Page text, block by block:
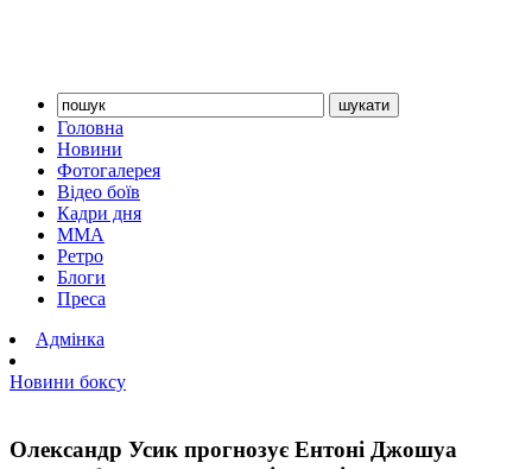
Головна
Новини
Фотогалерея
Відео боїв
Кадри дня
ММА
Ретро
Блоги
Преса
Адмінка
Новини боксу
Олександр Усик прогнозує Ентоні Джошуа